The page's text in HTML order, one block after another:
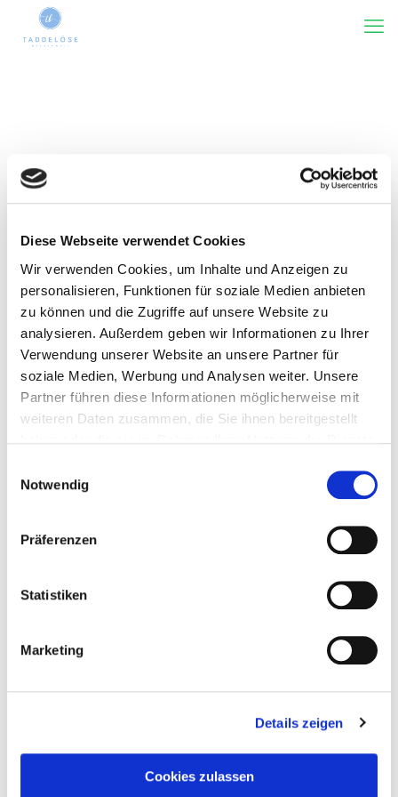
Diese Webseite verwendet Cookies
Wir verwenden Cookies, um Inhalte und Anzeigen zu
personalisieren, Funktionen für soziale Medien anbieten
zu können und die Zugriffe auf unsere Website zu
analysieren. Außerdem geben wir Informationen zu Ihrer
Verwendung unserer Website an unsere Partner für
soziale Medien, Werbung und Analysen weiter. Unsere
Partner führen diese Informationen möglicherweise mit
weiteren Daten zusammen, die Sie ihnen bereitgestellt
Notwendig
Präferenzen
Statistiken
Marketing
Details zeigen
Cookies zulassen
Kategorie(n) Tags
Rezensiert von
Zeige alles
Wenn der Postmann zweimal klingelt